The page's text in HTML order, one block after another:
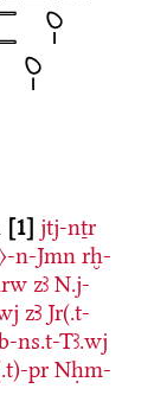
1 jtj-nṯr
n-Jmn rḫ-
zꜣ N.j-
zꜢ Jr(.t-
ns.t-Tꜣ.wj
pr Nḥm-